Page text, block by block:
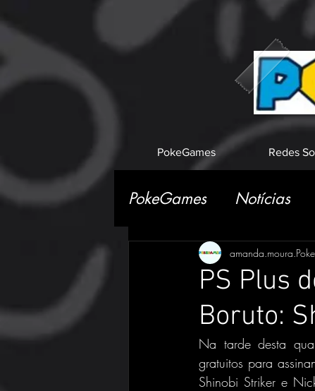
PokeGames Redes
PokeGames Notícias
PS Plus
Boruto:
Na tarde desta
gratuitos para
Shinobi Striker e